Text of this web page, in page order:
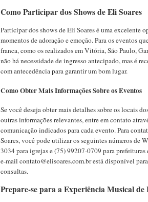
Como Participar dos Shows de Eli Soares
Participar dos shows de Eli Soares é uma excelente
momentos de adoração e emoção. Para os eventos
franca, como os realizados em Vitória, São Paulo,
não há necessidade de ingresso antecipado, mas é
com antecedência para garantir um bom lugar.
Como Obter Mais Informações Sobre os Eventos
Se você deseja obter mais detalhes sobre os locais
outras informações relevantes, entre em contato
comunicação indicados para cada evento. Para
Soares, você pode utilizar os seguintes números de
3034 para igrejas e (75) 99207-0709 para
e-mail contato@elisoares.com.brestá disponível
consultas.
Prepare-se para a Experiência Musical de